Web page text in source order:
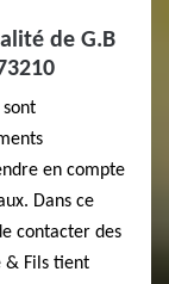
de G.B
en compte
Dans ce
contacter des
& Fils tient